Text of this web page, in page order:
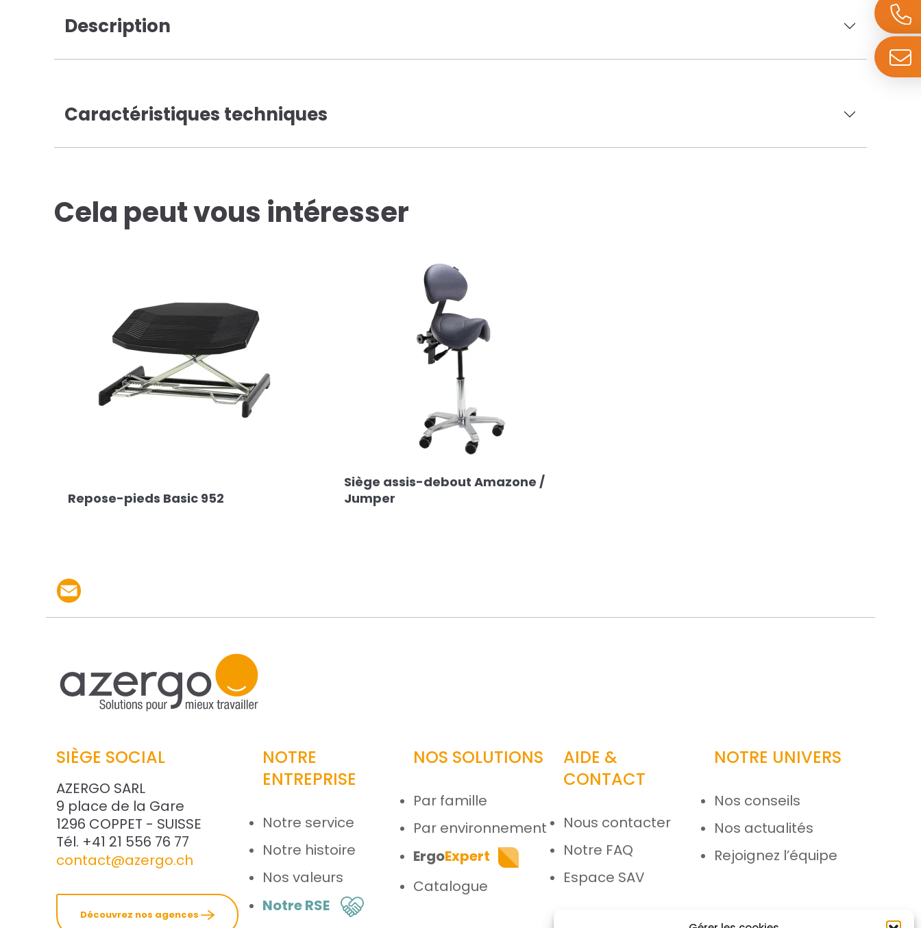
Description
Caractéristiques techniques
Cela peut vous intéresser
Repose-pieds Basic 952
Siège assis-debout Amazone /
Jumper
Partager le produit par email
SIÈGE SOCIAL
AZERGO SARL
9 place de la Gare
1296 COPPET - SUISSE
Tél. +41 21 556 76 77
contact@azergo.ch
Découvrez nos agences
NOTRE
ENTREPRISE
Notre service
Notre histoire
Nos valeurs
Notre RSE
NOS SOLUTIONS
Par famille
Par environnement
ErgoExpert
Catalogue
AIDE &
CONTACT
Nous contacter
Notre FAQ
Espace SAV
NOTRE UNIVERS
Nos conseils
Nos actualités
Rejoignez l’équipe